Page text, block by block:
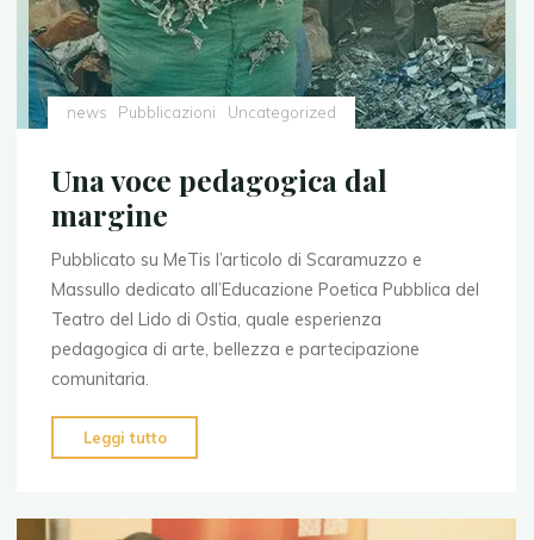
news Pubblicazioni Uncategorized
Una voce pedagogica dal
margine
Pubblicato su MeTis l’articolo di Scaramuzzo e
Massullo dedicato all’Educazione Poetica Pubblica del
Teatro del Lido di Ostia, quale esperienza
pedagogica di arte, bellezza e partecipazione
comunitaria.
Leggi tutto
voce
dal